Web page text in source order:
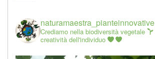
naturamaestra_pianteinnovative
Crediamo nella biodiversità vegetale
creatività dell'individuo